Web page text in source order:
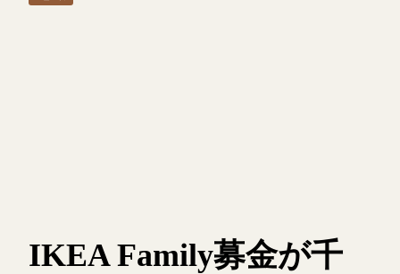
IKEA Family募金が千